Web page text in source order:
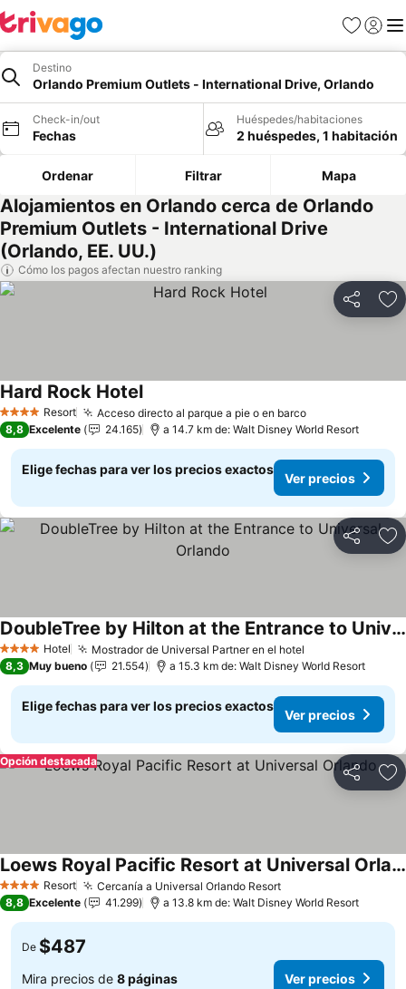
Favoritos
Iniciar
Destino
Orlando Premium Outlets - International Drive, Orlando
Check-in/out
Fechas
Huéspedes/habitaciones
2 huéspedes, 1 habitación
Ordenar Filtrar Mapa
Alojamientos en Orlando cerca de Orlando
Premium Outlets - International Drive
(Orlando, EE. UU.)
Cómo los pagos afectan nuestro ranking
Compartir
4 EstrellasResort Acceso directo al parque a pie o en barco
Hard Rock Hotel
8,8 Excelente 24.165 a 14.7 km de: Walt Disney World Resort
Elige fechas para ver los precios exactos
Ver precios
Compartir
4 EstrellasHotel Mostrador de Universal Partner en el hotel
DoubleTree by Hilton at the Entrance to Universal Orlando
8,3 Muy bueno 21.554 a 15.3 km de: Walt Disney World Resort
Elige fechas para ver los precios exactos
Ver precios
Compartir
Opción destacada
4 EstrellasResort Cercanía a Universal Orlando Resort
Loews Royal Pacific Resort at Universal Orlando
8,8 Excelente 41.299 a 13.8 km de: Walt Disney World Resort
De $487
Mira precios de 8 páginas Ver precios